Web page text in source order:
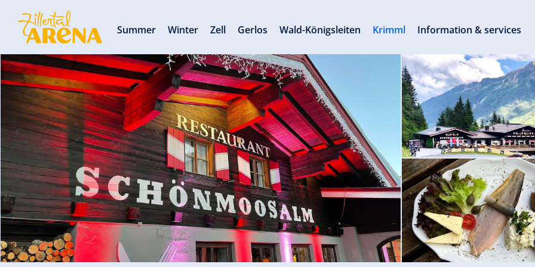
Summer Winter Zell Gerlos Wald-Königsleiten Krimml Information & services